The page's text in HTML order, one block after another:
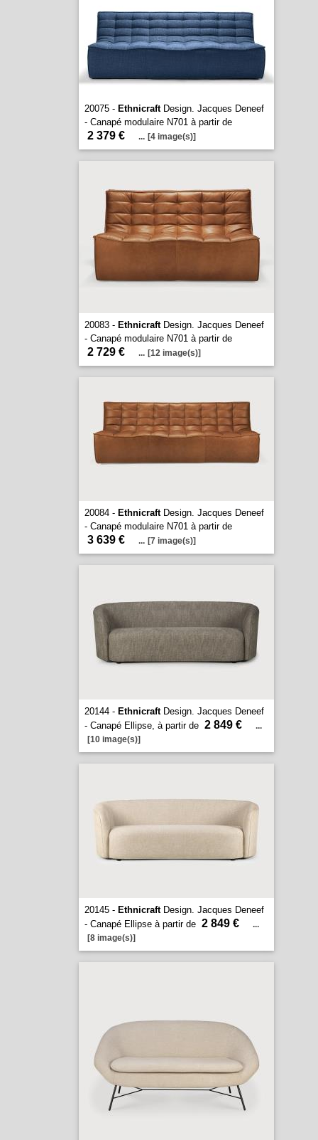
20075 - EthnicraftDesign. Jacques Deneef
- Canapé modulaire N701 à partir de
2 379 € ... [4 image(s)]
20083 - EthnicraftDesign. Jacques Deneef
- Canapé modulaire N701 à partir de
2 729 € ... [12 image(s)]
20084 - EthnicraftDesign. Jacques Deneef
- Canapé modulaire N701 à partir de
3 639 € ... [7 image(s)]
20144 - EthnicraftDesign. Jacques Deneef
- Canapé Ellipse, à partir de 2 849 €
...
[10 image(s)]
20145 - EthnicraftDesign. Jacques Deneef
- Canapé Ellipse à partir de 2 849 €
...
[8 image(s)]